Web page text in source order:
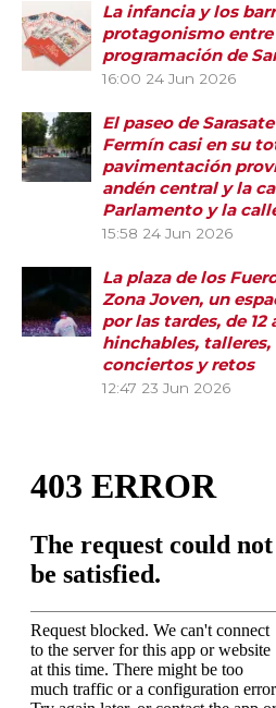
La infancia y los
protagonismo entre
programación de
16:00 24 Jun 2026
El paseo de
Fermín casi en su
pavimentación
andén central y la
Parlamento y la
15:58 24 Jun 2026
La plaza de los
Zona Joven, un
por las tardes, de 12
hinchables,
conciertos y retos
12:47 23 Jun 2026